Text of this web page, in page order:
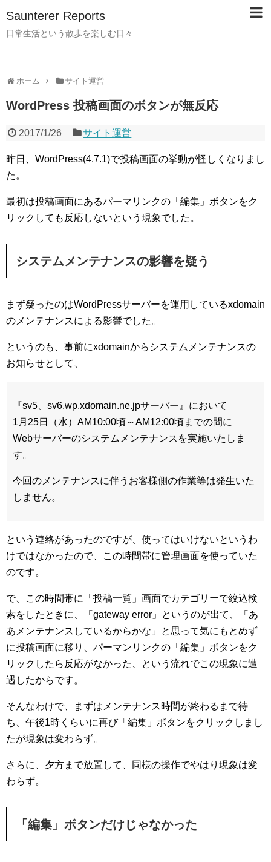
Saunterer Reports
日常生活という散歩を楽しむ日々
ホーム サイト運営
WordPress 投稿画面のボタンが無反応
2017/1/26 サイト運営
昨日、WordPress(4.7.1)で投稿画面の挙動が怪しくなりまし
た。
最初は投稿画面にあるパーマリンクの「編集」ボタンをク
リックしても反応しないという現象でした。
システムメンテナンスの影響を疑う
まず疑ったのはWordPressサーバーを運用しているxdomain
のメンテナンスによる影響でした。
というのも、事前にxdomainからシステムメンテナンスの
お知らせとして、
『sv5、sv6.wp.xdomain.ne.jpサーバー』において
1月25日（水）AM10:00頃～AM12:00頃までの間に
Webサーバーのシステムメンテナンスを実施いたしま
す。
今回のメンテナンスに伴うお客様側の作業等は発生いた
しません。
という連絡があったのですが、使ってはいけないというわ
けではなかったので、この時間帯に管理画面を使っていた
のです。
で、この時間帯に「投稿一覧」画面でカテゴリーで絞込検
索をしたときに、「gateway error」というのが出て、「あ
あメンテナンスしているからかな」と思って気にもとめず
に投稿画面に移り、パーマンリンクの「編集」ボタンをク
リックしたら反応がなかった、という流れでこの現象に遭
遇したからです。
そんなわけで、まずはメンテナンス時間が終わるまで待
ち、午後1時くらいに再び「編集」ボタンをクリックしまし
たが現象は変わらず。
さらに、夕方まで放置して、同様の操作でやはり現象は変
わらず。
「編集」ボタンだけじゃなかった